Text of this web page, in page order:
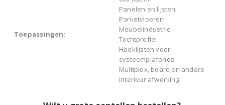
Toepassingen:
Panelen en lijsten
Parketvloeren
Meubelindustrie
Tochtprofiel
Hoeklijsten voor
systeemplafonds
Multiplex, board en andere
interieur afwerking